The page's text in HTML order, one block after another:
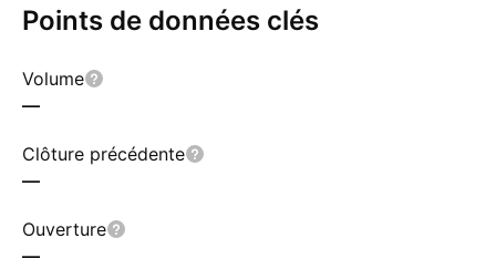
Points de données clés
Volume
—
Clôture précédente
—
Ouverture
—